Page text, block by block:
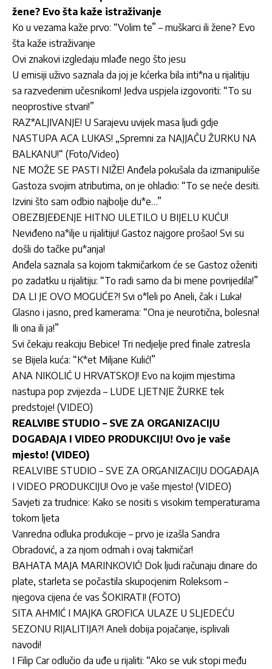
žene? Evo šta kaže istraživanje
Ko u vezama kaže prvo: “Volim te” – muškarci ili žene? Evo
šta kaže istraživanje
Ovi znakovi izgledaju mlađe nego što jesu
U emisiji uživo saznala da joj je kćerka bila inti*na u rijalitiju
sa razvedenim učesnikom! Jedva uspjela izgovoriti: “To su
neoprostive stvari!”
RAZ*ALJIVANJE! U Sarajevu uvijek masa ljudi gdje
NASTUPA ACA LUKAS! „Spremni za NAJJAČU ŽURKU NA
BALKANU!“ (Foto/Video)
NE MOŽE SE PASTI NIŽE! Anđela pokušala da izmanipuliše
Gastoza svojim atributima, on je ohladio: “To se neće desiti.
Izvini što sam odbio najbolje du*e…”
OBEZBJEĐENJE HITNO ULETILO U BIJELU KUĆU!
Neviđeno na*ilje u rijalitiju! Gastoz najgore prošao! Svi su
došli do tačke pu*anja!
Anđela saznala sa kojom takmičarkom će se Gastoz oženiti
po zadatku u rijalitiju: “To radi samo da bi mene povrijedila!”
DA LI JE OVO MOGUĆE?! Svi o*leli po Aneli, čak i Luka!
Glasno i jasno, pred kamerama: “Ona je neurotična, bolesna!
Ili ona ili ja!”
Svi čekaju reakciju Bebice! Tri nedjelje pred finale zatresla
se Bijela kuća: “K*et Miljane Kulić!”
ANA NIKOLIĆ U HRVATSKOJ! Evo na kojim mjestima
nastupa pop zvijezda – LUDE LJETNJE ŽURKE tek
predstoje! (VIDEO)
REALVIBE STUDIO – SVE ZA ORGANIZACIJU
DOGAĐAJA I VIDEO PRODUKCIJU! Ovo je vaše
mjesto! (VIDEO)
REALVIBE STUDIO – SVE ZA ORGANIZACIJU DOGAĐAJA
I VIDEO PRODUKCIJU! Ovo je vaše mjesto! (VIDEO)
Savjeti za trudnice: Kako se nositi s visokim temperaturama
tokom ljeta
Vanredna odluka produkcije – prvo je izašla Sandra
Obradović, a za njom odmah i ovaj takmičar!
BAHATA MAJA MARINKOVIĆ! Dok ljudi računaju dinare do
plate, starleta se počastila skupocjenim Roleksom –
njegova cijena će vas ŠOKIRATI! (FOTO)
SITA AHMIĆ I MAJKA GROFICA ULAZE U SLJEDEĆU
SEZONU RIJALITIJA?! Aneli dobija pojačanje, isplivali
navodi!
I Filip Car odlučio da uđe u rijaliti: “Ako se vuk stopi među